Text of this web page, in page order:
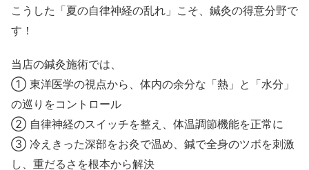
こうした「夏の自律神経の乱れ」こそ、鍼灸の得意分野で
す！
当店の鍼灸施術では、
① 東洋医学の視点から、体内の余分な「熱」と「水分」
の巡りをコントロール
② 自律神経のスイッチを整え、体温調節機能を正常に
③ 冷えきった深部をお灸で温め、鍼で全身のツボを刺激
し、重だるさを根本から解決